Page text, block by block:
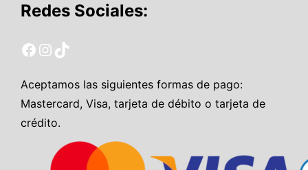
Redes Sociales:
Facebook EnarmSimulador
Instagram EnarmSimulador TikTok EnarmSimulador
Aceptamos las siguientes formas de pago:
Mastercard, Visa, tarjeta de débito o tarjeta de
crédito.